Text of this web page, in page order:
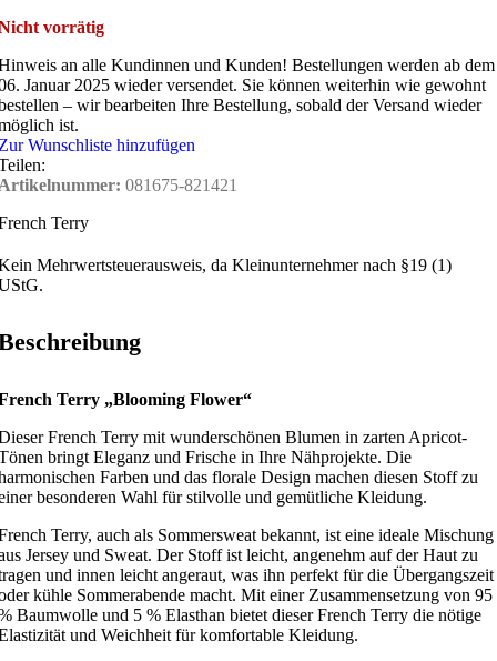
vorrätig
an alle Kundinnen und Kunden! Bestellungen werden ab dem
Januar 2025 wieder versendet. Sie können weiterhin wie gewohnt
– wir bearbeiten Ihre Bestellung, sobald der Versand wieder
ist.
Wunschliste hinzufügen
081675-821421
Terry
Mehrwertsteuerausweis, da Kleinunternehmer nach §19 (1)
Terry „Blooming Flower“
French Terry mit wunderschönen Blumen in zarten Apricot-
bringt Eleganz und Frische in Ihre Nähprojekte. Die
Farben und das florale Design machen diesen Stoff zu
besonderen Wahl für stilvolle und gemütliche Kleidung.
Terry, auch als Sommersweat bekannt, ist eine ideale Mischung
Jersey und Sweat. Der Stoff ist leicht, angenehm auf der Haut zu
und innen leicht angeraut, was ihn perfekt für die Übergangszeit
kühle Sommerabende macht. Mit einer Zusammensetzung von 95
Baumwolle und 5 % Elasthan bietet dieser French Terry die nötige
und Weichheit für komfortable Kleidung.